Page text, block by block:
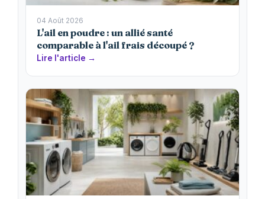
04 Août 2026
L'ail en poudre : un allié santé
comparable à l'ail frais découpé ?
Lire l'article →